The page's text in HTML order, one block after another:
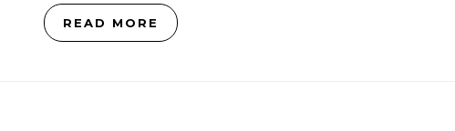
READ MORE